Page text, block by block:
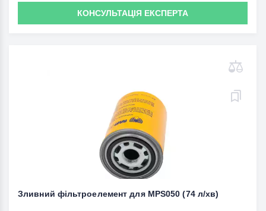
КОНСУЛЬТАЦІЯ ЕКСПЕРТА
Зливний фільтроелемент для MPS050 (74 л/хв)